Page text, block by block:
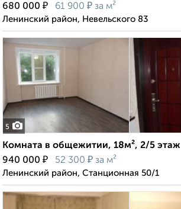
680 000 ₽ 61 900 ₽ за м²
Ленинский район, Невельского 83
5
Комната в общежитии, 18м², 2/5 этаж
940 000 ₽ 52 300 ₽ за м²
Ленинский район, Станционная 50/1